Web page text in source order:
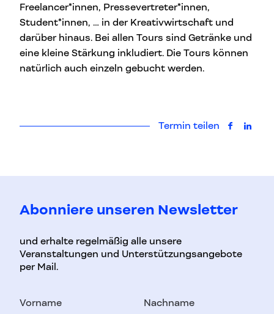
Freelancer*innen, Pressevertreter*innen,
Student*innen, … in der Kreativwirtschaft und
darüber hinaus. Bei allen Tours sind Getränke und
eine kleine Stärkung inkludiert. Die Tours können
natürlich auch einzeln gebucht werden.
Termin teilen auf auf
Abonniere unseren Newsletter
und erhalte regelmäßig alle unsere
Veranstaltungen und Unterstützungsangebote
per Mail.
Nachname